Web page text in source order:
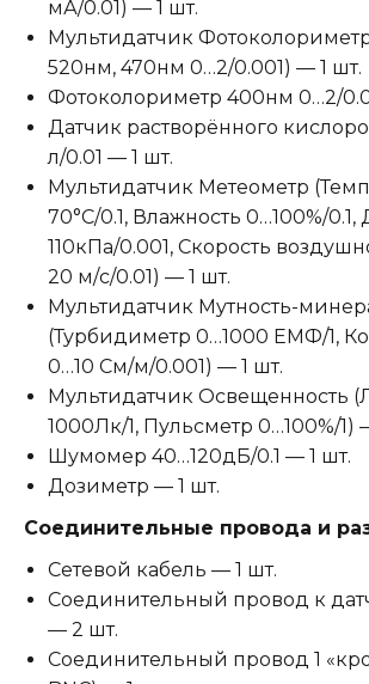
мА/0.01) — 1 шт.
Мультидатчик
520нм, 470нм 0…2/0.001) — 1 шт.
Фотоколориметр 400нм 0…2/
Датчик растворённого
л/0.01 — 1 шт.
Мультидатчик Метеометр
70°С/0.1, Влажность 0…100%/
110кПа/0.001, Скорость
20 м/с/0.01) — 1 шт.
Мультидатчик Мутность-
(Турбидиметр 0…1000 ЕМФ/1,
0…10 См/м/0.001) — 1 шт.
Мультидатчик Освещенность
1000Лк/1, Пульсметр 0…100%/1)
Шумомер 40…120дБ/0.1 — 1 шт.
Дозиметр — 1 шт.
Соединительные провода и
Сетевой кабель — 1 шт.
Соединительный провод к
— 2 шт.
Соединительный провод 1